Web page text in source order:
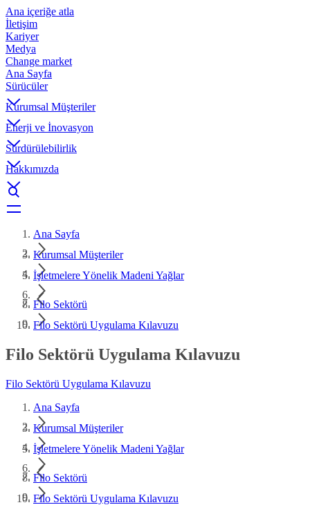
Ana içeriğe atla
İletişim
Kariyer
Medya
Change market
Ana Sayfa
Sürücüler
Kurumsal Müşteriler
Enerji ve İnovasyon
Sürdürülebilirlik
Hakkımızda
Ana Sayfa
Kurumsal Müşteriler
İşletmelere Yönelik Madeni Yağlar
Filo Sektörü
Filo Sektörü Uygulama Kılavuzu
Filo Sektörü Uygulama Kılavuzu
Filo Sektörü Uygulama Kılavuzu
Ana Sayfa
Kurumsal Müşteriler
İşletmelere Yönelik Madeni Yağlar
Filo Sektörü
Filo Sektörü Uygulama Kılavuzu